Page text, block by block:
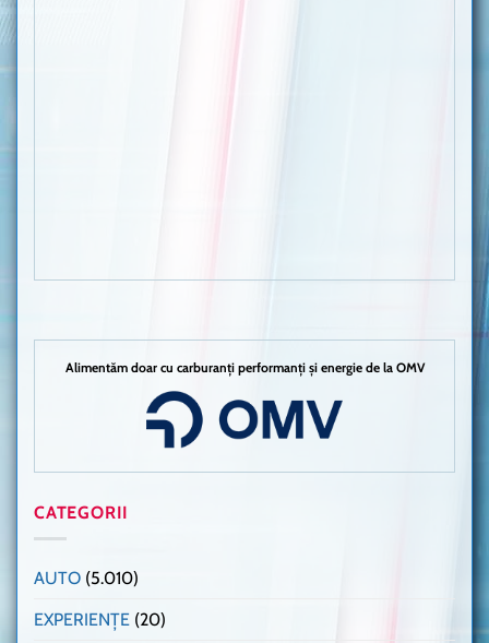
Alimentăm doar cu carburanți performanți și energie de la OMV
CATEGORII
AUTO (5.010)
EXPERIENȚE (20)